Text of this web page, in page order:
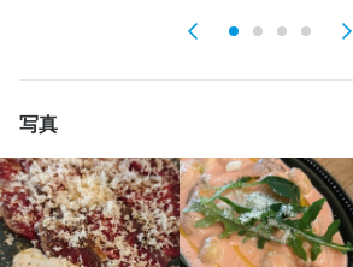
写真
求める人物像
・人と話すのが好きな方
・仲間と一緒に支え合いながら挑戦できる
・将来お店を持ちたい方
お店の採用担当者からのメッセー
固定給29.5万円以上＋毎月のインセンティ
「安定」と「やりがい」を両方手に入れら
店名
居酒屋 ホドケバ
勤務地
東京都目黒区鷹番3-3-19 オガワビル 2F